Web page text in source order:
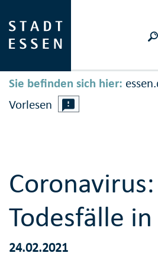
Sie befinden sich hier:
Vorlesen
Todesfälle in
24.02.2021